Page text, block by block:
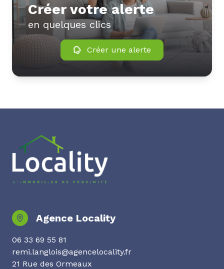
Créer votre alerte
en quelques clics
Créer une alerte
Agence Locality
06 33 69 55 81
remi.langlois@agencelocality.fr
21 Rue des Ormeaux